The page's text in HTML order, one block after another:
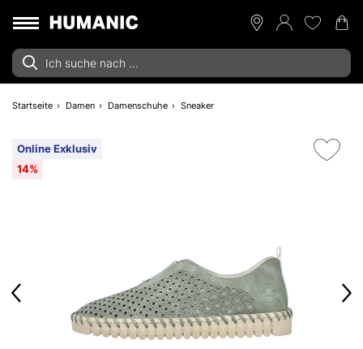
Startseite Damen Damenschuhe Sneaker
Online Exklusiv
14%